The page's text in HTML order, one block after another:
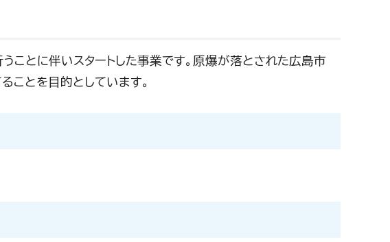
とに伴いスタートした事業です。原爆が落とされた広島市
ことを目的としています。